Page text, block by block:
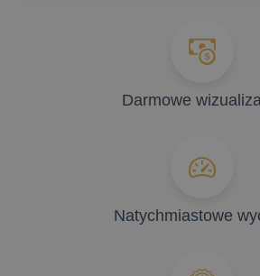
Darmowe
Natychmiastowe